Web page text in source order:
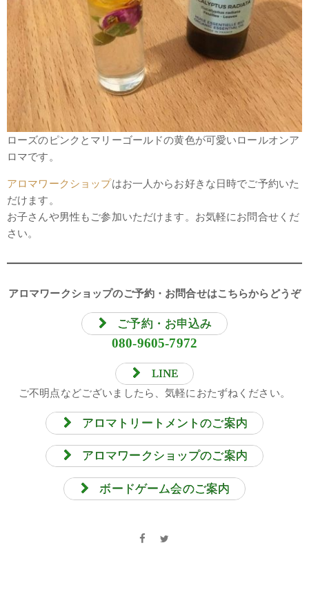
ローズのピンクとマリーゴールドの黄色が可愛いロールオンア
ロマです。
アロマワークショップはお一人からお好きな日時でご予約いた
だけます。
お子さんや男性もご参加いただけます。お気軽にお問合せくだ
さい。
アロマワークショップのご予約・お問合せはこちらからどうぞ
ご予約・お申込み
080-9605-7972
LINE
ご不明点などございましたら、気軽におたずねください。
アロマトリートメントのご案内
アロマワークショップのご案内
ボードゲーム会のご案内